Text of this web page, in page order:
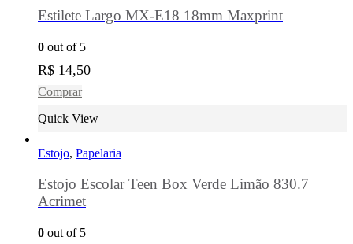
Estilete Largo MX-E18 18mm Maxprint
0 out of 5
R$ 14,50
Comprar
Quick View
Estojo, Papelaria
Estojo Escolar Teen Box Verde Limão 830.7
Acrimet
0 out of 5